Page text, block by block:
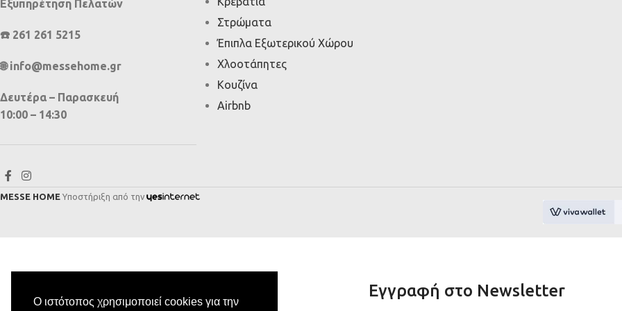
Ο ιστότοπος χρησιμοποιεί cookies για την
Εξυπηρέτηση Πελατών
☎️ 261 261 5215
🌐 info@messehome.gr
Δευτέρα – Παρασκευή
10:00 – 14:30
Στρώματα
Έπιπλα Εξωτερικού Χώρου
Χλοοτάπητες
Κουζίνα
Airbnb
MESSE HOME Υποστήριξη από την
Εγγραφή στο Newsletter